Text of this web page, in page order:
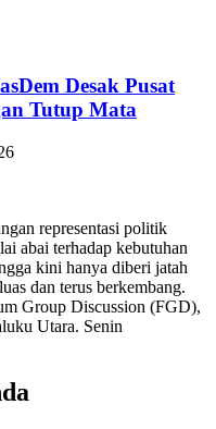
Desak Pusat
Tutup Mata
representasi politik
abai terhadap kebutuhan
kini hanya diberi jatah
dan terus berkembang.
Group Discussion (FGD),
Utara. Senin